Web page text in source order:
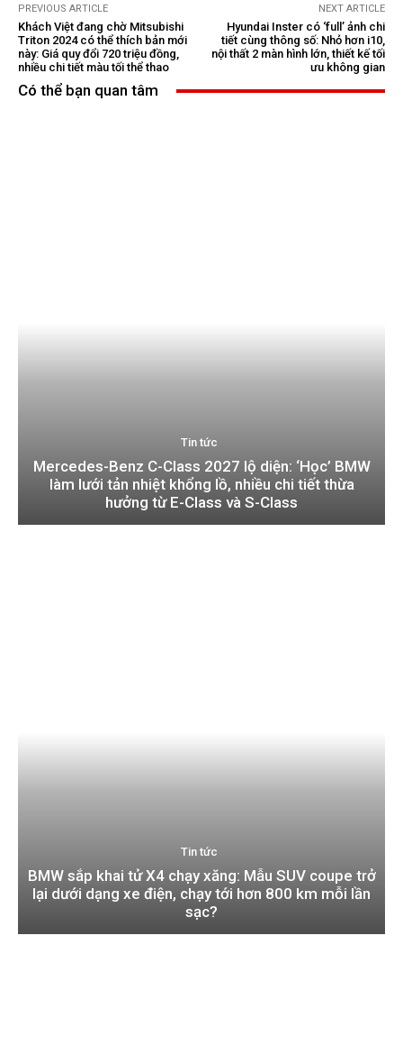
PREVIOUS ARTICLE
Khách Việt đang chờ Mitsubishi
Triton 2024 có thể thích bản mới
này: Giá quy đổi 720 triệu đồng,
nhiều chi tiết màu tối thể thao
NEXT ARTICLE
Hyundai Inster có ‘full’ ảnh chi
tiết cùng thông số: Nhỏ hơn i10,
nội thất 2 màn hình lớn, thiết kế tối
ưu không gian
Có thể bạn quan tâm
Tin tức
Mercedes-Benz C-Class 2027 lộ diện: ‘Học’ BMW
làm lưới tản nhiệt khổng lồ, nhiều chi tiết thừa
hưởng từ E-Class và S-Class
Tin tức
BMW sắp khai tử X4 chạy xăng: Mẫu SUV coupe trở
lại dưới dạng xe điện, chạy tới hơn 800 km mỗi lần
sạc?